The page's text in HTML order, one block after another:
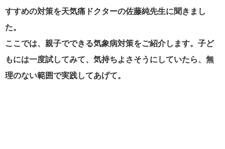
すすめの対策を天気痛ドクターの佐藤純先生に聞きまし
た。
ここでは、 親子でできる気象病対策をご紹介します。子ど
もには一度試してみて、気持ちよさそうにしていたら、無
理のない範囲で実践してあげて。